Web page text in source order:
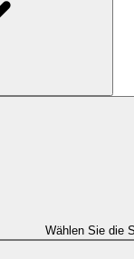
Wählen Sie die